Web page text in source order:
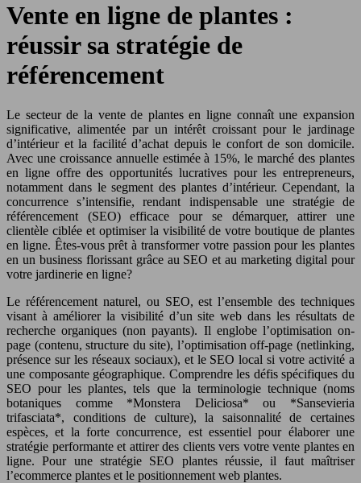
Vente en ligne de plantes :
réussir sa stratégie de
référencement
Le secteur de la vente de plantes en ligne connaît une expansion
significative, alimentée par un intérêt croissant pour le jardinage
d’intérieur et la facilité d’achat depuis le confort de son domicile.
Avec une croissance annuelle estimée à 15%, le marché des plantes
en ligne offre des opportunités lucratives pour les entrepreneurs,
notamment dans le segment des plantes d’intérieur. Cependant, la
concurrence s’intensifie, rendant indispensable une stratégie de
référencement (SEO) efficace pour se démarquer, attirer une
clientèle ciblée et optimiser la visibilité de votre boutique de plantes
en ligne. Êtes-vous prêt à transformer votre passion pour les plantes
en un business florissant grâce au SEO et au marketing digital pour
votre jardinerie en ligne?
Le référencement naturel, ou SEO, est l’ensemble des techniques
visant à améliorer la visibilité d’un site web dans les résultats de
recherche organiques (non payants). Il englobe l’optimisation on-
page (contenu, structure du site), l’optimisation off-page (netlinking,
présence sur les réseaux sociaux), et le SEO local si votre activité a
une composante géographique. Comprendre les défis spécifiques du
SEO pour les plantes, tels que la terminologie technique (noms
botaniques comme *Monstera Deliciosa* ou *Sansevieria
trifasciata*, conditions de culture), la saisonnalité de certaines
espèces, et la forte concurrence, est essentiel pour élaborer une
stratégie performante et attirer des clients vers votre vente plantes en
ligne. Pour une stratégie SEO plantes réussie, il faut maîtriser
l’ecommerce plantes et le positionnement web plantes.